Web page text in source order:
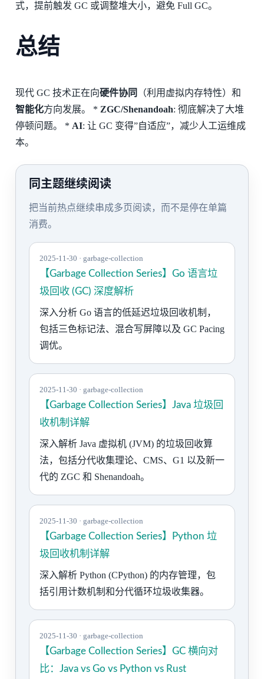
式，提前触发 GC 或调整堆大小，避免 Full GC。
总结
现代 GC 技术正在向硬件协同
（利用虚拟内存特性）和
智能化方向发展。 * ZGC/Shenandoah: 彻底解决了大堆
停顿问题。 * AI: 让 GC 变得”自适应”，减少人工运维成
本。
同主题继续阅读
把当前热点继续串成多页阅读，而不是停在单篇
消费。
2025-11-30 · garbage-collection
【Garbage Collection Series】Go 语言垃
圾回收 (GC) 深度解析
深入分析 Go 语言的低延迟垃圾回收机制，
包括三色标记法、混合写屏障以及 GC Pacing
调优。
2025-11-30 · garbage-collection
【Garbage Collection Series】Java 垃圾回
收机制详解
深入解析 Java 虚拟机 (JVM) 的垃圾回收算
法，包括分代收集理论、CMS、G1 以及新一
代的 ZGC 和 Shenandoah。
2025-11-30 · garbage-collection
【Garbage Collection Series】Python 垃
圾回收机制详解
深入解析 Python (CPython) 的内存管理，包
括引用计数机制和分代循环垃圾收集器。
2025-11-30 · garbage-collection
【Garbage Collection Series】GC 横向对
比：Java vs Go vs Python vs Rust